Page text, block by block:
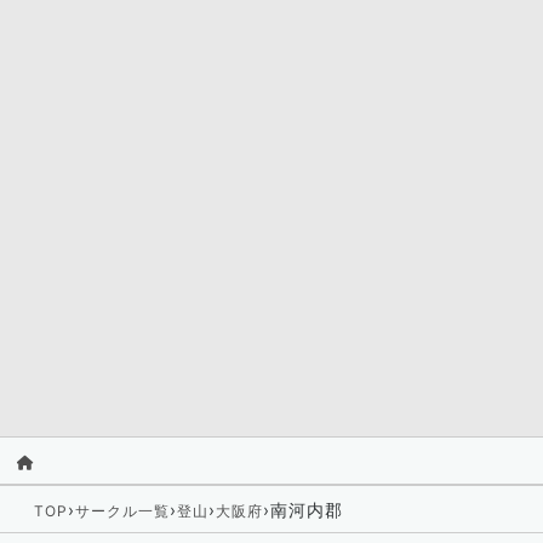
TOP ›サークル一覧›登山 › 大阪府›南河内郡